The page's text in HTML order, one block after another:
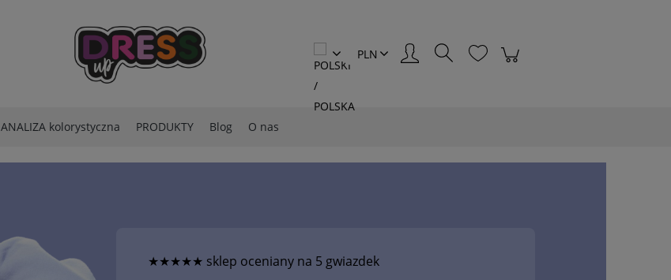
ANALIZA kolorystyczna PRODUKTY Blog O nas
★★★★★ sklep oceniany na 5 gwiazdek